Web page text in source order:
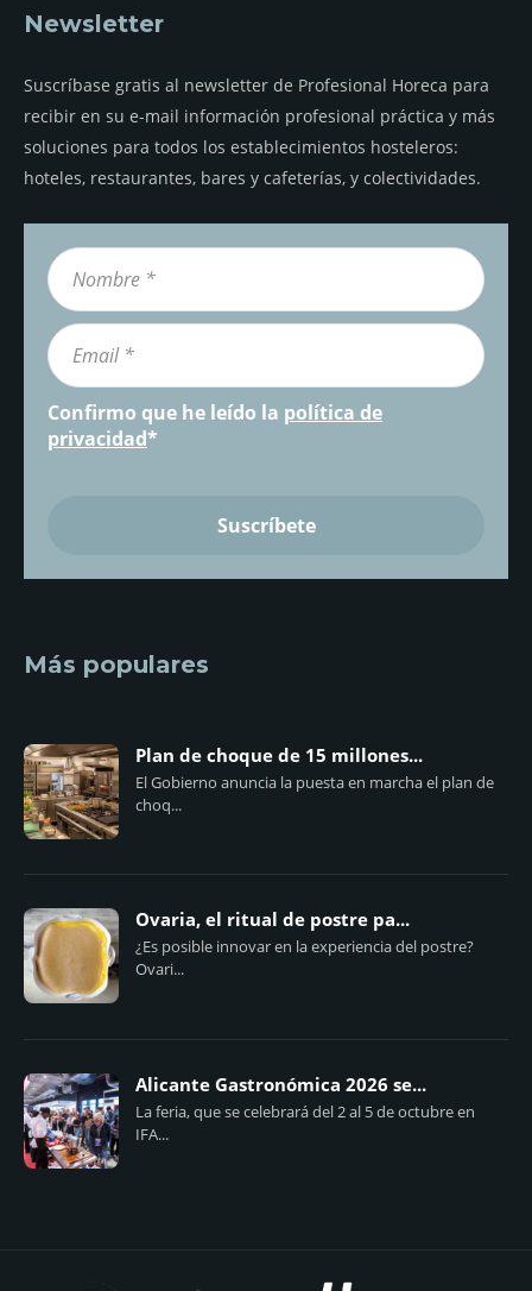
Newsletter
Suscríbase gratis al newsletter de Profesional Horeca para
recibir en su e-mail información profesional práctica y más
soluciones para todos los establecimientos hosteleros:
hoteles, restaurantes, bares y cafeterías, y colectividades.
Confirmo que he leído la política de
privacidad*
Más populares
Plan de choque de 15 millones...
El Gobierno anuncia la puesta en marcha el plan de
choq...
Ovaria, el ritual de postre pa...
¿Es posible innovar en la experiencia del postre?
Ovari...
Alicante Gastronómica 2026 se...
La feria, que se celebrará del 2 al 5 de octubre en
IFA...